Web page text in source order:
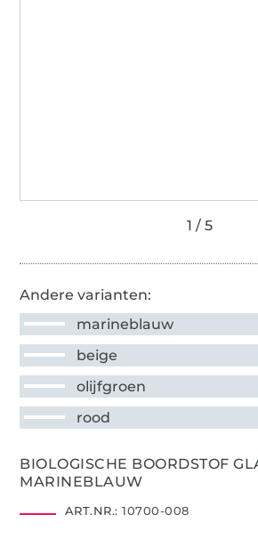
Andere varianten:
marineblauw
beige
olijfgroen
rood
BIOLOGISCHE BOORDSTOF
MARINEBLAUW
ART.NR.: 10700-008